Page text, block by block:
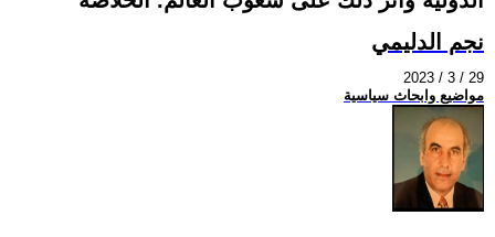
نجم الدليمي
2023 / 3 / 29
مواضيع وابحاث سياسية